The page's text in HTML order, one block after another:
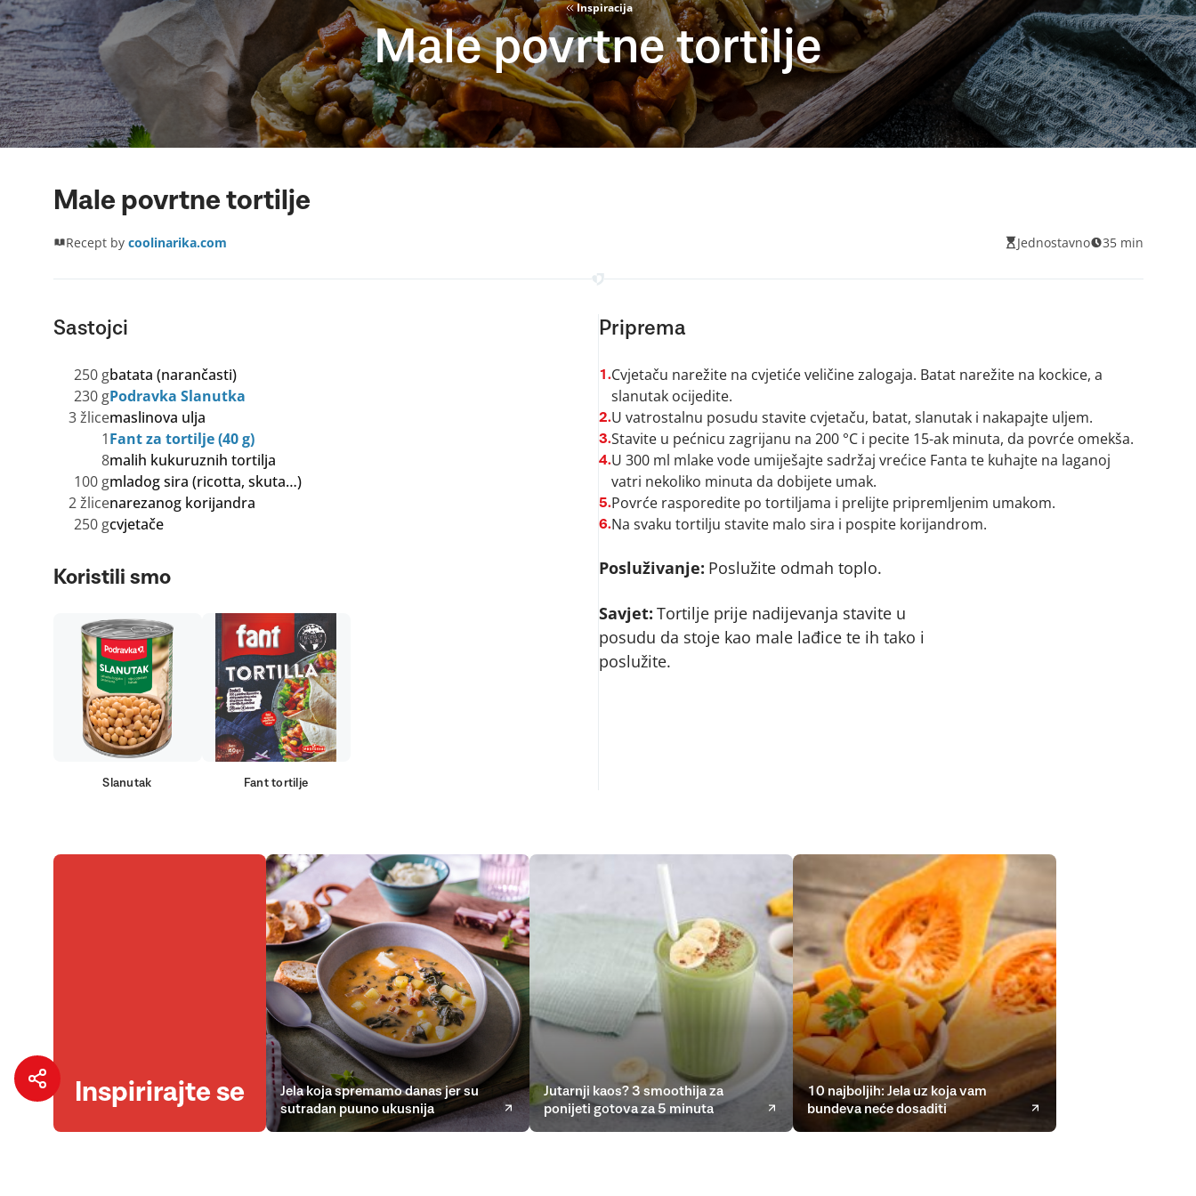
Inspiracija
Male povrtne tortilje
Male povrtne tortilje
Recept by coolinarika.com Jednostavno 35 min
Sastojci
250 gbatata (narančasti)
230 gPodravka Slanutka
3 žlicemaslinova ulja
1Fant za tortilje (40 g)
8malih kukuruznih tortilja
100 gmladog sira (ricotta, skuta…)
2 žlicenarezanog korijandra
250 gcvjetače
Koristili smo
Slanutak Fant tortilje
Priprema
1.Cvjetaču narežite na cvjetiće veličine zalogaja. Batat narežite na kockice, a
slanutak ocijedite.
2.U vatrostalnu posudu stavite cvjetaču, batat, slanutak i nakapajte uljem.
3.Stavite u pećnicu zagrijanu na 200 °C i pecite 15-ak minuta, da povrće omekša.
4.U 300 ml mlake vode umiješajte sadržaj vrećice Fanta te kuhajte na laganoj
vatri nekoliko minuta da dobijete umak.
5.Povrće rasporedite po tortiljama i prelijte pripremljenim umakom.
6.Na svaku tortilju stavite malo sira i pospite korijandrom.
Posluživanje: Poslužite odmah toplo.
Savjet: Tortilje prije nadijevanja stavite u
posudu da stoje kao male lađice te ih tako i
poslužite.
Inspirirajte se
Jela koja spremamo danas jer su
sutradan puuno ukusnija
Jutarnji kaos? 3 smoothija za
ponijeti gotova za 5 minuta
10 najboljih: Jela uz koja vam
bundeva neće dosaditi